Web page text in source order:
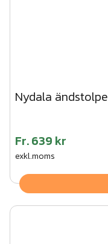
Nydala ändstolpe
Fr.639 kr
exkl.moms